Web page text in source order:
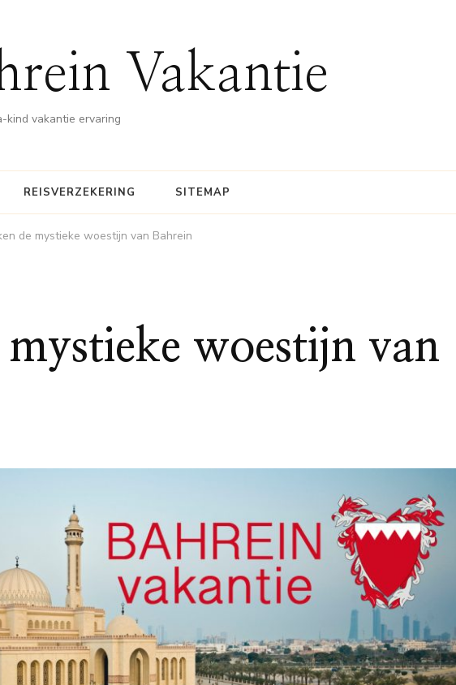
Vakantie
kind vakantie ervaring
REISVERZEKERING SITEMAP
de mystieke woestijn van Bahrein
mystieke woestijn van